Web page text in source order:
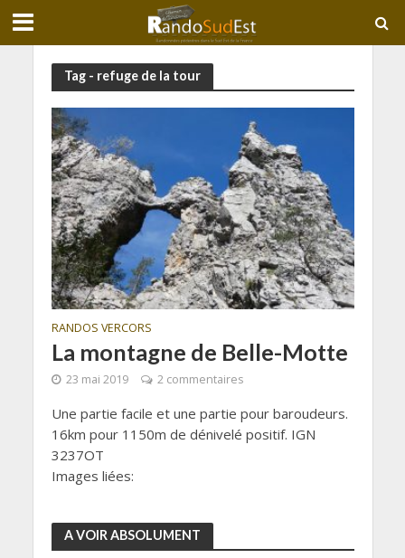
Tag - refuge de la tour
RANDOS VERCORS
La montagne de Belle-Motte
23 mai 2019 2 commentaires
Une partie facile et une partie pour baroudeurs.
16km pour 1150m de dénivelé positif. IGN
3237OT
Images liées:
A VOIR ABSOLUMENT